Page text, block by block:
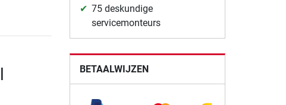
75 deskundige
servicemonteurs
BETAALWIJZEN